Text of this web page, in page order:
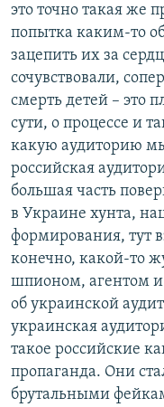
это точно такая же
попытка каким-то
зацепить их за
сочувствовали,
смерть детей – это
сути, о процессе и
какую аудиторию
российская
большая часть
в Украине хунта,
формирования, тут
конечно, какой-то
шпионом, агентом
об украинской
украинская
такое российские
пропаганда. Они
брутальными